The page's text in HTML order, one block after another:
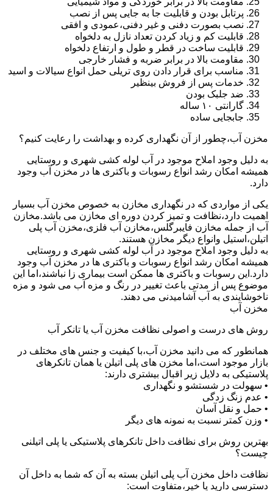
پرتابل بودن و قابلیت جا به جایی پس از نصب
نصب بصورت دفنی و غیر دفنی،عمودی و افقی
قابلیت کم و زیاد کردن تعداد نازل به دلخواه
قابلیت ساخت در قطر و طول و ارتفاع دلخواه
مقاومت بالا در برابر ضربه و فشار خارجی
مناسب برای قرار دادن روی تریلی حمل انواع سیالات و اسید
خدمات پس از فروش بینظیر
ضد جلبک بودن
گارانتی ۱۰ ساله
جابجایی ساده
مخزن آب،چطور از آن نگهداری کرده و بهداشت را رعایت کنیم؟
به دلیل وجود املاح موجود در آب لوله کشی شهری و روستایی
همیشه امکان رشد انواع رسوبات و باکتری ها در مخزن آب وجود
دارد.
یکی از مواردی که در نگهداری مخازن به خصوص مخزن آب بسیار
اهمیت دارد،نظافت و تمیز کردن دوره ای مخازن می باشد.مخازن
آب از جمله مخازن فایبرگلس،مخازن آب فلزی،مخزن آب پلی
اتیلن،استیل وانواع دیگر مخازن هستند.
به دلیل وجود املاح موجود در آب لوله کشی شهری و روستایی
همیشه امکان رشد انواع رسوبات و باکتری ها در مخزن آب وجود
دارد.این رسوبات و باکتری ها ممکن است بیماری زا نباشند،اما این
موضوع پس از مدتی باعث تغییر در رنگ و مزه آب می شود و مزه
ناخوشایندی به آب آشامیدنی می دهند.
مخزن آب
روش های درست و اصولی نظافت مخزن آب یا تانکر آب
همانطور که می دانید مخزن آب،با کیفیت و جنس های مختلف در
بازار موجود است،اما مخزن های پلی اتیلن یا همان تانکرهای
پلاستیکی به دلایل زیر اقبال بیشتری دارند:
• سهولت در شستشو و نگهداری
• عدم زنگ زدگی
• حمل و نقل آسان
• وزن کمتر نسبت به نمونه های دیگر
بهترین روش برای نظافت داخل تانکرهای پلاستیکی یا پلی اتیلنی
چیست؟
نظافت داخل مخزن آب پلی اتیلن بسته به آن که شما به داخل آن
دسترسی دارید یا خیر،متفاوت است: